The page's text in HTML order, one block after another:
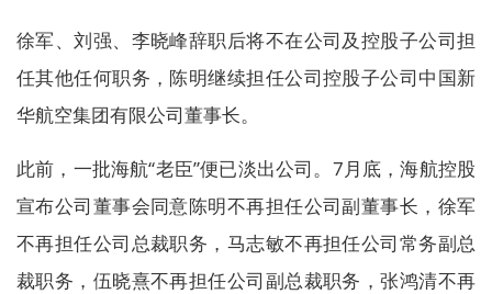
徐军、刘强、李晓峰辞职后将不在公司及控股子公司担
任其他任何职务，陈明继续担任公司控股子公司中国新
华航空集团有限公司董事长。
此前，一批海航“老臣”便已淡出公司。7月底，海航控股
宣布公司董事会同意陈明不再担任公司副董事长，徐军
不再担任公司总裁职务，马志敏不再担任公司常务副总
裁职务，伍晓熹不再担任公司副总裁职务，张鸿清不再